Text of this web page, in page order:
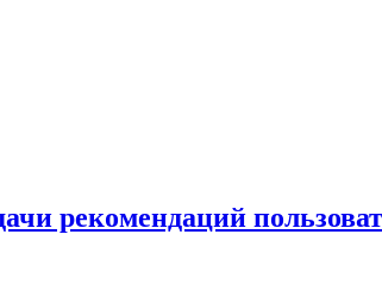
рекомендаций